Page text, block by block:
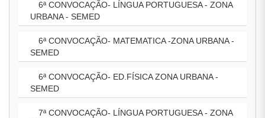
6ª CONVOCAÇÃO- LÍNGUA PORTUGUESA - ZONA
URBANA - SEMED
6ª CONVOCAÇÃO- MATEMATICA -ZONA URBANA -
SEMED
6ª CONVOCAÇÃO- ED.FÍSICA ZONA URBANA -
SEMED
7ª CONVOCAÇÃO- LÍNGUA PORTUGUESA - ZONA